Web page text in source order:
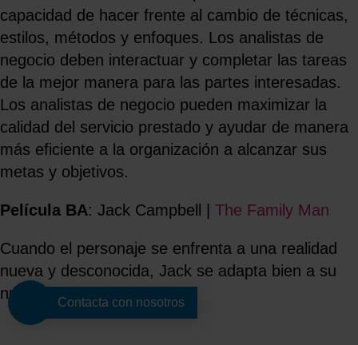
capacidad de hacer frente al cambio de técnicas,
estilos, métodos y enfoques. Los analistas de
negocio deben interactuar y completar las tareas
de la mejor manera para las partes interesadas.
Los analistas de negocio pueden maximizar la
calidad del servicio prestado y ayudar de manera
más eficiente a la organización a alcanzar sus
metas y objetivos.
Película BA: Jack Campbell | The Family Man
Cuando el personaje se enfrenta a una realidad
nueva y desconocida, Jack se adapta bien a su
nuevo papel como padre.
Contacta con nosotros